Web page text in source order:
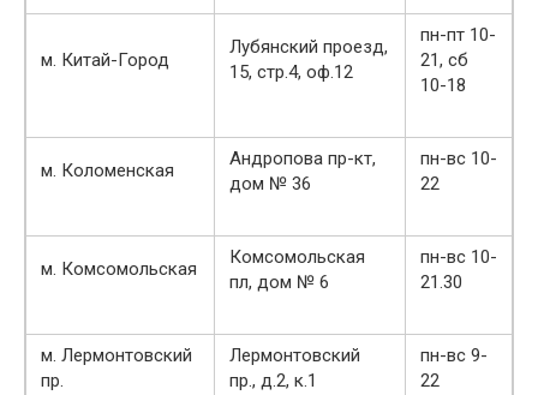
м. Китай-Город
Лубянский проезд,
15, стр.4, оф.12
пн-пт 10-
21, сб
10-18
м. Коломенская
Андропова пр-кт,
дом № 36
пн-вс 10-
22
м. Комсомольская
Комсомольская
пл, дом № 6
пн-вс 10-
21.30
м. Лермонтовский
пр.
Лермонтовский
пр., д.2, к.1
пн-вс 9-
22